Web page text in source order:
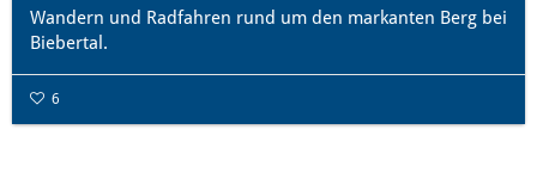
Wandern und Radfahren rund um den markanten Berg bei
Biebertal.
6